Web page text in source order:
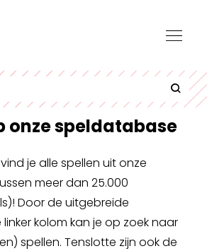
onze speldatabase
je alle spellen uit onze
meer dan 25.000
Door de uitgebreide
kolom kan je op zoek naar
spellen. Tenslotte zijn ook de